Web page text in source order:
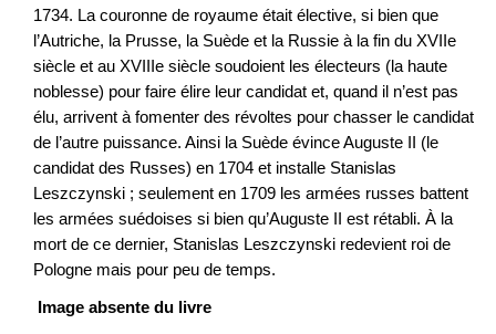
1734. La couronne de royaume était élective, si bien que
l’Autriche, la Prusse, la Suède et la Russie à la fin du XVIIe
siècle et au XVIIIe siècle soudoient les électeurs (la haute
noblesse) pour faire élire leur candidat et, quand il n’est pas
élu, arrivent à fomenter des révoltes pour chasser le candidat
de l’autre puissance. Ainsi la Suède évince Auguste II (le
candidat des Russes) en 1704 et installe Stanislas
Leszczynski ; seulement en 1709 les armées russes battent
les armées suédoises si bien qu’Auguste II est rétabli. À la
mort de ce dernier, Stanislas Leszczynski redevient roi de
Pologne mais pour peu de temps.
Image absente du livre